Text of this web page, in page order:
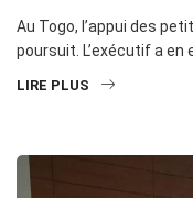
Au Togo, l’appui des
poursuit. L’exécutif a
LIRE PLUS